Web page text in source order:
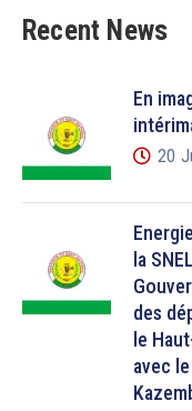
Recent News
En
20
la
des
le
avec